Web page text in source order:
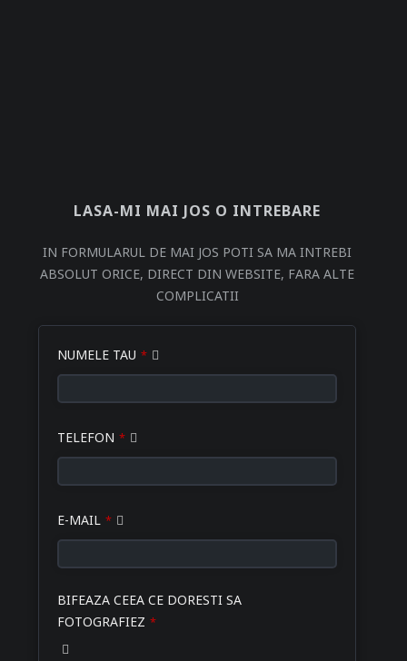
LASA-MI MAI JOS O INTREBARE
IN FORMULARUL DE MAI JOS POTI SA MA INTREBI
ABSOLUT ORICE, DIRECT DIN WEBSITE, FARA ALTE
COMPLICATII
Email
Address *
NUMELE TAU *
TELEFON *
E-MAIL *
BIFEAZA CEEA CE DORESTI SA
FOTOGRAFIEZ *